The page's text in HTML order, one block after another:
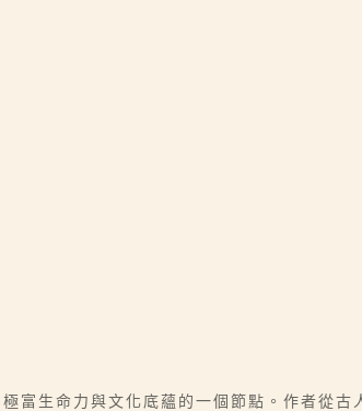
富生命力與文化底蘊的一個節點。作者從